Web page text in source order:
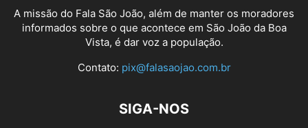
A missão do Fala São João, além de manter os moradores
informados sobre o que acontece em São João da Boa
Vista, é dar voz a população.
Contato: pix@falasaojao.com.br
SIGA-NOS